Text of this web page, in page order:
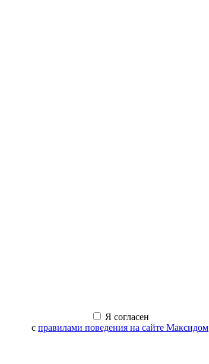
Я согласен
с правилами поведения на сайте Максидом